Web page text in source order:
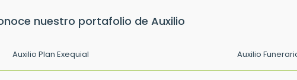
nuestro portafolio de Auxilio
Auxilio Plan Exequial Auxilio